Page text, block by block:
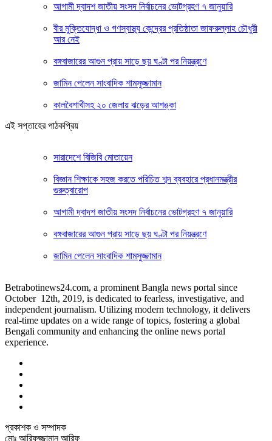
আগামী দ্বাদশ জাতীয় সংসদ নির্বাচনের ভোটগ্রহণ ৭ জানুয়ারি
বীর মুক্তিযোদ্ধা ও গণস্বাস্থ্য কেন্দ্রের প্রতিষ্ঠাতা জাফরুল্লাহ চৌধুরী
আর নেই
বঙ্গবাজারের আগুন প্রায় সাড়ে ছয় ঘণ্টা পর নিয়ন্ত্রণে
জামিন পেলেন সাংবাদিক শামসুজ্জামান
কালবৈশাখীসহ ২০ জেলায় ঝড়ের আশঙ্কা
এই সপ্তাহের পাঠকপ্রিয়
সারাদেশে বিজিবি মোতায়েন
বিজ্ঞান শিক্ষাকে সহজ করতে পরিচিত শব্দ ব্যবহারে প্রধানমন্ত্রীর
গুরুত্বারোপ
আগামী দ্বাদশ জাতীয় সংসদ নির্বাচনের ভোটগ্রহণ ৭ জানুয়ারি
বঙ্গবাজারের আগুন প্রায় সাড়ে ছয় ঘণ্টা পর নিয়ন্ত্রণে
জামিন পেলেন সাংবাদিক শামসুজ্জামান
Betrabotinews24.com, a prominent Bangla news portal since
October 12th, 2019, is dedicated to fearless, investigative, and
independent journalism. Utilizing modern technology, it delivers
real-time updates on a wide range of topics, fostering a global
Bengali community and enhancing the online news portal
experience.
প্রকাশক ও সম্পাদক
মোঃ আরিফুজ্জামান আরিফ